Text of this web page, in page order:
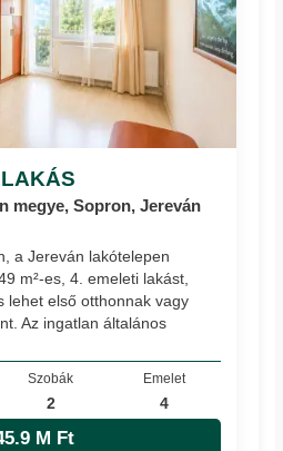
megye, Sopron, Jereván
a Jereván lakótelepen
m²-es, 4. emeleti lakást,
lehet első otthonnak vagy
Az ingatlan általános
Szobák
2
Emelet
4
M Ft